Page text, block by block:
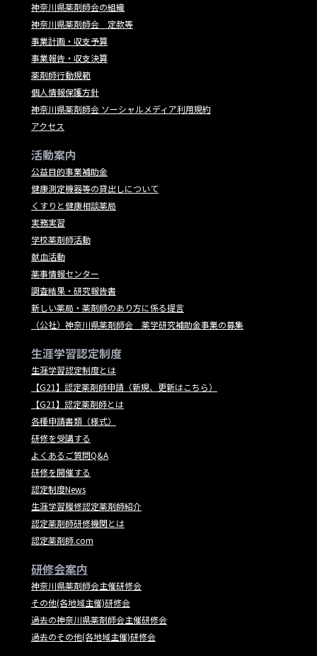
神奈川県薬剤師会の組織
神奈川県薬剤師会 定款等
事業計画・収支予算
事業報告・収支決算
薬剤師行動規範
個人情報保護方針
神奈川県薬剤師会 ソーシャルメディア利用規約
アクセス
活動案内
公益目的事業補助金
健康測定機器等の貸出しについて
くすりと健康相談薬局
実務実習
学校薬剤師活動
献血活動
薬事情報センター
調査結果・研究報告書
新しい薬局・薬剤師のあり方に係る提言
（公社）神奈川県薬剤師会 薬学研究補助金事業の募集
生涯学習認定制度
生涯学習認定制度とは
【G21】認定薬剤師申請（新規、更新はこちら）
【G21】認定薬剤師とは
各種申請書類（様式）
研修を受講する
よくあるご質問Q&A
研修を開催する
認定制度News
生涯学習履修認定薬剤師紹介
認定薬剤師研修機関とは
認定薬剤師.com
研修会案内
神奈川県薬剤師会主催研修会
その他(各地域主催)研修会
過去の神奈川県薬剤師会主催研修会
過去のその他(各地域主催)研修会